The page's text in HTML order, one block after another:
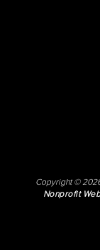
Copyright ©
Nonprofit